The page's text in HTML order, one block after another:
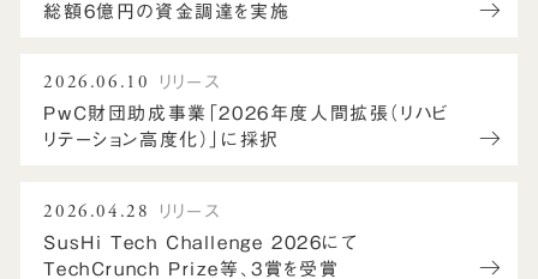
総額6億円の資金調達を実施
2026.06.10
リリース
PwC財団助成事業「2026年度人間拡張（リハビ
リテーション高度化）」に採択
2026.04.28
リリース
SusHi Tech Challenge 2026にて
TechCrunch Prize等、3賞を受賞